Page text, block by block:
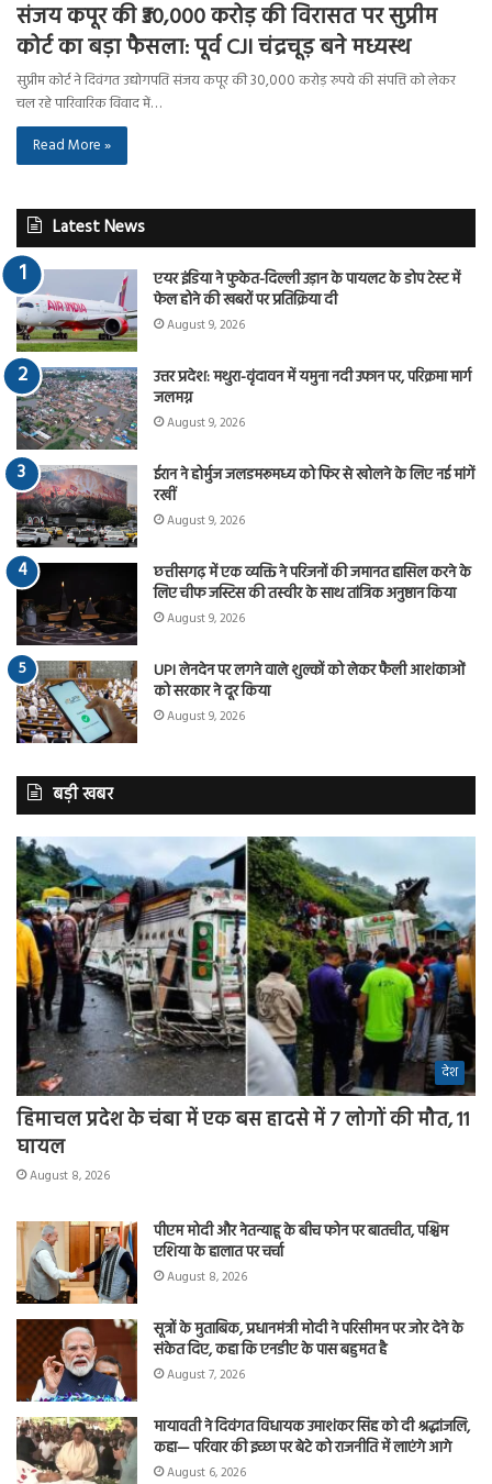
संजय कपूर की ₹30,000 करोड़ की विरासत पर सुप्रीम
कोर्ट का बड़ा फैसला: पूर्व CJI चंद्रचूड़ बने मध्यस्थ
सुप्रीम कोर्ट ने दिवंगत उद्योगपति संजय कपूर की 30,000 करोड़ रुपये की संपत्ति को लेकर
चल रहे पारिवारिक विवाद में…
Read More »
Latest News
एयर इंडिया ने फुकेत-दिल्ली उड़ान के पायलट के डोप टेस्ट में
फेल होने की खबरों पर प्रतिक्रिया दी
August 9, 2026
उत्तर प्रदेश: मथुरा-वृंदावन में यमुना नदी उफान पर, परिक्रमा मार्ग
जलमग्न
August 9, 2026
ईरान ने होर्मुज जलडमरूमध्य को फिर से खोलने के लिए नई मांगें
रखीं
August 9, 2026
छत्तीसगढ़ में एक व्यक्ति ने परिजनों की जमानत हासिल करने के
लिए चीफ जस्टिस की तस्वीर के साथ तांत्रिक अनुष्ठान किया
August 9, 2026
UPI लेनदेन पर लगने वाले शुल्कों को लेकर फैली आशंकाओं
को सरकार ने दूर किया
August 9, 2026
बड़ी खबर
देश
हिमाचल प्रदेश के चंबा में एक बस हादसे में 7 लोगों की मौत, 11
घायल
August 8, 2026
पीएम मोदी और नेतन्याहू के बीच फोन पर बातचीत, पश्चिम
एशिया के हालात पर चर्चा
August 8, 2026
सूत्रों के मुताबिक, प्रधानमंत्री मोदी ने परिसीमन पर जोर देने के
संकेत दिए, कहा कि एनडीए के पास बहुमत है
August 7, 2026
मायावती ने दिवंगत विधायक उमाशंकर सिंह को दी श्रद्धांजलि,
कहा— परिवार की इच्छा पर बेटे को राजनीति में लाएंगे आगे
August 6, 2026